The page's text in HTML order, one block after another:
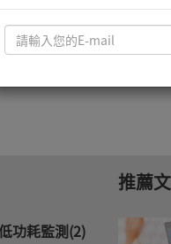
配置方案，請造訪東
功耗監測(2)
推薦